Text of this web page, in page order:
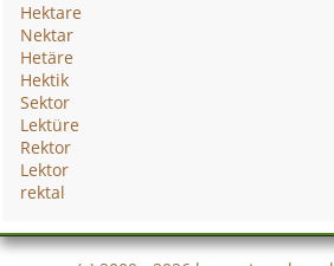
Hektare
Nektar
Hetäre
Hektik
Sektor
Lektüre
Rektor
Lektor
rektal